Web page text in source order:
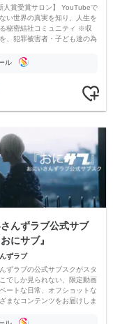
人賞受賞サロン】 YouTubeで
い世界の真実を知り、人生を
秘密結社コミュニティ ※収
、犯罪被害者・子ども達の為
ル
んずラブ公式サブ
にサブ』
ずラブ
ずラブの公式サブスクがスタ
でしか見られない、限定動画
ートな日常、オフショットな
まなコンテンツをお届けしま